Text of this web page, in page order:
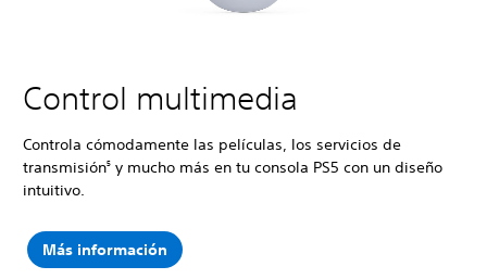
Control multimedia
Controla cómodamente las películas, los servicios de
transmisión5 y mucho más en tu consola PS5 con un diseño
intuitivo.
Más información